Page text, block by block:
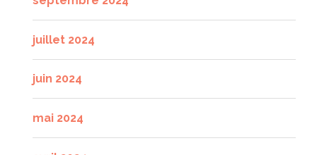
juillet 2024
juin 2024
mai 2024